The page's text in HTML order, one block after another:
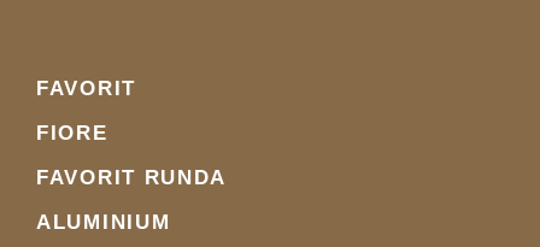
FAVORIT
FIORE
FAVORIT RUNDA
ALUMINIUM